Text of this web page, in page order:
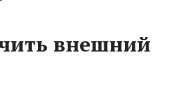
внешний